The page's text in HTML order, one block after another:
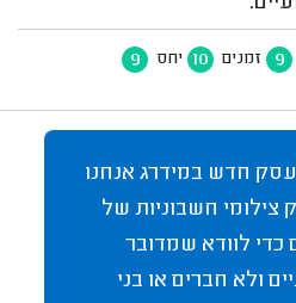
9 זמנים 10 יחס 9
חדש במידרג אנחנו
חשבוניות של
כדי לוודא שמדובר
ולא חברים או בני